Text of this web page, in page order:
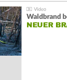
Waldbrand
NEUER